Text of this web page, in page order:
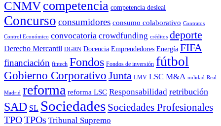
CNMVcompetencia competencia desleal
Concurso consumidores consumo colaborativo Contratos
Control Económico convocatoria crowdfunding créditos deporte
Derecho Mercantil DGRN Docencia Emprendedores Energía FIFA
financiación fintech Fondos Fondos de inversión fútbol
Gobierno Corporativo Junta LMV LSC M&A nulidad Real
Madrid reforma reforma LSC Responsabilidad retribución
SAD SL Sociedades Sociedades Profesionales
TPOTPOs Tribunal Supremo